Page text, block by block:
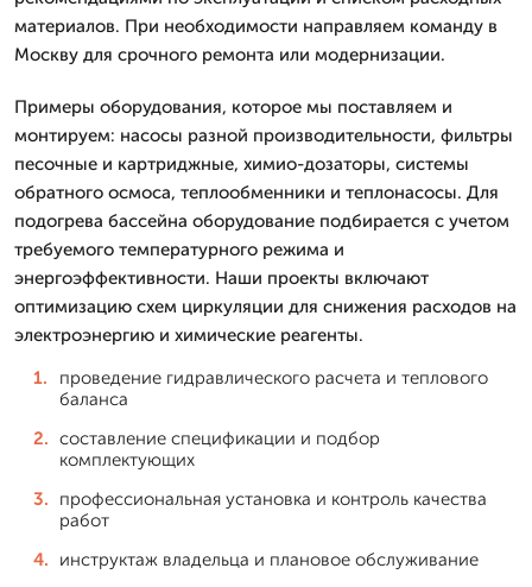
материалов. При необходимости направляем команду в
Москву для срочного ремонта или модернизации.
Примеры оборудования, которое мы поставляем и
монтируем: насосы разной производительности, фильтры
песочные и картриджные, химио-дозаторы, системы
обратного осмоса, теплообменники и теплонасосы. Для
подогрева бассейна оборудование подбирается с учетом
требуемого температурного режима и
энергоэффективности. Наши проекты включают
оптимизацию схем циркуляции для снижения расходов на
электроэнергию и химические реагенты.
проведение гидравлического расчета и теплового
баланса
составление спецификации и подбор
комплектующих
профессиональная установка и контроль качества
работ
инструктаж владельца и плановое обслуживание